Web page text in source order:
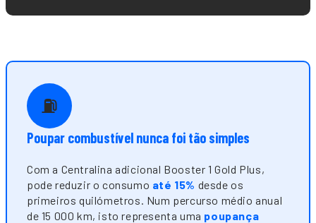
⛽
Poupar combustível nunca foi tão simples
Com a Centralina adicional Booster 1 Gold Plus,
pode reduzir o consumo até 15% desde os
primeiros quilómetros. Num percurso médio anual
de 15 000 km, isto representa uma poupança